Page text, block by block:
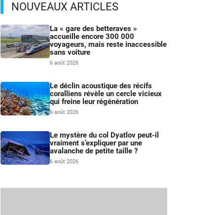
NOUVEAUX ARTICLES
La « gare des betteraves »
accueille encore 300 000
voyageurs, mais reste inaccessible
sans voiture
6 août 2026
Le déclin acoustique des récifs
coralliens révèle un cercle vicieux
qui freine leur régénération
6 août 2026
Le mystère du col Dyatlov peut-il
vraiment s’expliquer par une
avalanche de petite taille ?
6 août 2026